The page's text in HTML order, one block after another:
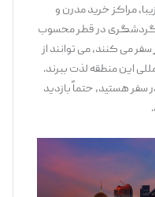
خرید مدرن و
در قطر محسوب
‌کنند، می ‌توانند از
منطقه لذت ببرند.
حتماً بازدید